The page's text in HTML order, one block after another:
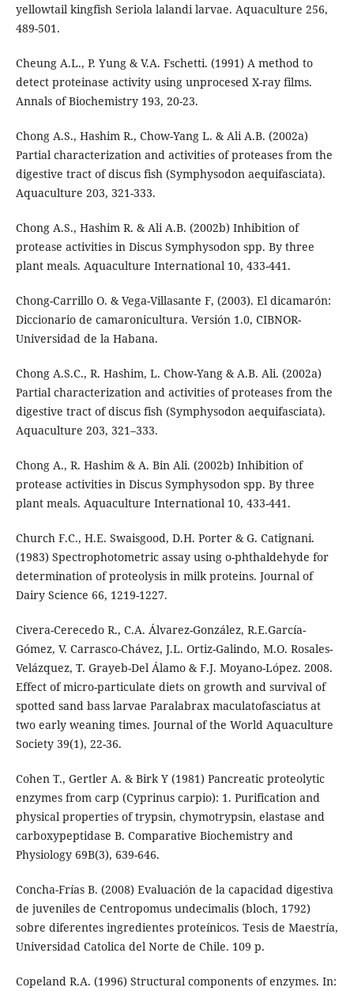
yellowtail kingfish Seriola lalandi larvae. Aquaculture 256,
489-501.
Cheung A.L., P. Yung & V.A. Fschetti. (1991) A method to
detect proteinase activity using unprocesed X-ray films.
Annals of Biochemistry 193, 20-23.
Chong A.S., Hashim R., Chow-Yang L. & Ali A.B. (2002a)
Partial characterization and activities of proteases from the
digestive tract of discus fish (Symphysodon aequifasciata).
Aquaculture 203, 321-333.
Chong A.S., Hashim R. & Ali A.B. (2002b) Inhibition of
protease activities in Discus Symphysodon spp. By three
plant meals. Aquaculture International 10, 433-441.
Chong-Carrillo O. & Vega-Villasante F, (2003). El dicamarón:
Diccionario de camaronicultura. Versión 1.0, CIBNOR-
Universidad de la Habana.
Chong A.S.C., R. Hashim, L. Chow-Yang & A.B. Ali. (2002a)
Partial characterization and activities of proteases from the
digestive tract of discus fish (Symphysodon aequifasciata).
Aquaculture 203, 321–333.
Chong A., R. Hashim & A. Bin Ali. (2002b) Inhibition of
protease activities in Discus Symphysodon spp. By three
plant meals. Aquaculture International 10, 433-441.
Church F.C., H.E. Swaisgood, D.H. Porter & G. Catignani.
(1983) Spectrophotometric assay using o-phthaldehyde for
determination of proteolysis in milk proteins. Journal of
Dairy Science 66, 1219-1227.
Civera-Cerecedo R., C.A. Álvarez-González, R.E.García-
Gómez, V. Carrasco-Chávez, J.L. Ortiz-Galindo, M.O. Rosales-
Velázquez, T. Grayeb-Del Álamo & F.J. Moyano-López. 2008.
Effect of micro-particulate diets on growth and survival of
spotted sand bass larvae Paralabrax maculatofasciatus at
two early weaning times. Journal of the World Aquaculture
Society 39(1), 22-36.
Cohen T., Gertler A. & Birk Y (1981) Pancreatic proteolytic
enzymes from carp (Cyprinus carpio): 1. Purification and
physical properties of trypsin, chymotrypsin, elastase and
carboxypeptidase B. Comparative Biochemistry and
Physiology 69B(3), 639-646.
Concha-Frías B. (2008) Evaluación de la capacidad digestiva
de juveniles de Centropomus undecimalis (bloch, 1792)
sobre diferentes ingredientes proteínicos. Tesis de Maestría,
Universidad Catolica del Norte de Chile. 109 p.
Copeland R.A. (1996) Structural components of enzymes. In: